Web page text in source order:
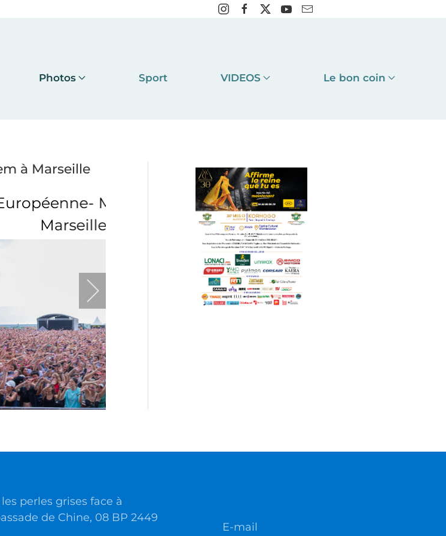
Photos Sport VIDEOS Le bon coin
à Marseille
System à
perles grises face à
de Chine, 08 BP 2449
E-mail